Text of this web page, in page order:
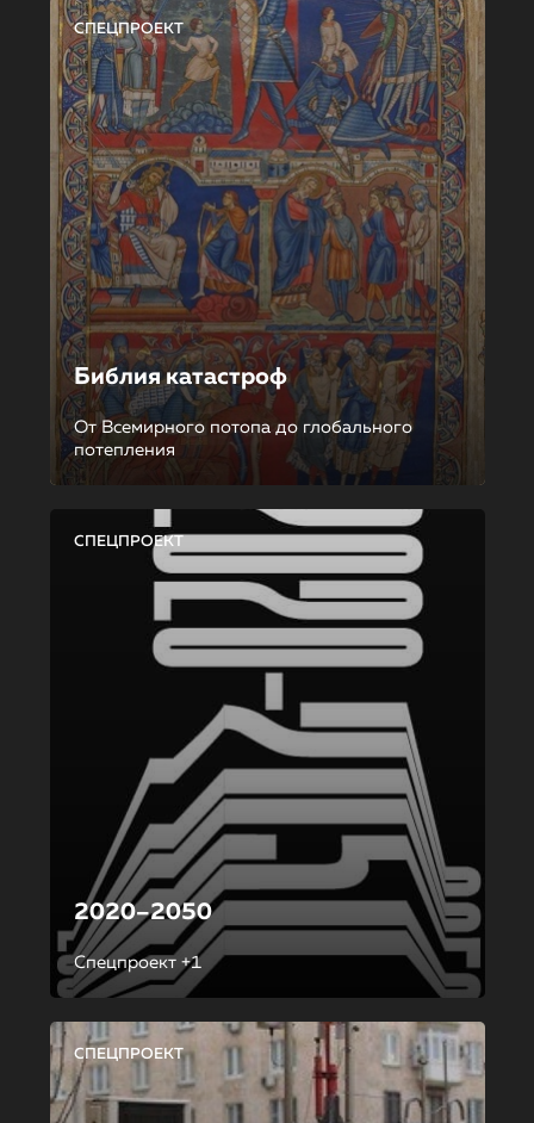
СПЕЦПРОЕКТ
Библия катастроф
От Всемирного потопа до глобального
потепления
СПЕЦПРОЕКТ
2020–2050
Спецпроект +1
СПЕЦПРОЕКТ